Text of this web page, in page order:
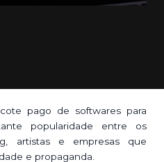
pago de softwares para
popularidade entre os
artistas e empresas que
e propaganda.